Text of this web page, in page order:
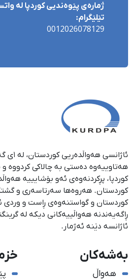
ژمارەی پێوەندیی کوردپا لە
تێلێگرام:
0012026078129
هەتاوییەوە دەستی بە چالاکی کردووە
كوردپا، پڕكردنەوەی ئەو بۆشایییە
كوردستان. هەروەها سەرتاسەری و
كوردستان و گواستنەوەی ڕاست و وردی
ڕاگەیەندنە هەواڵییەكانی دیكە لە
ئاژانسە دێنە ئەژمار.
بەشەکان
هەواڵ